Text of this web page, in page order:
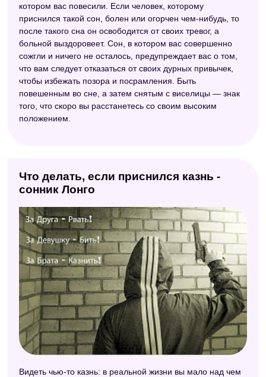
котором вас повесили. Если человек, которому
приснился такой сон, болен или огорчен чем-нибудь, то
после такого сна он освободится от своих тревог, а
больной выздоровеет. Сон, в котором вас совершенно
сожгли и ничего не осталось, предупреждает вас о том,
что вам следует отказаться от своих дурных привычек,
чтобы избежать позора и посрамления. Быть
повешенным во сне, а затем снятым с виселицы — знак
того, что скоро вы расстанетесь со своим высоким
положением.
Что делать, если приснился казнь -
сонник Лонго
Видеть чью-то казнь: в реальной жизни вы мало над чем